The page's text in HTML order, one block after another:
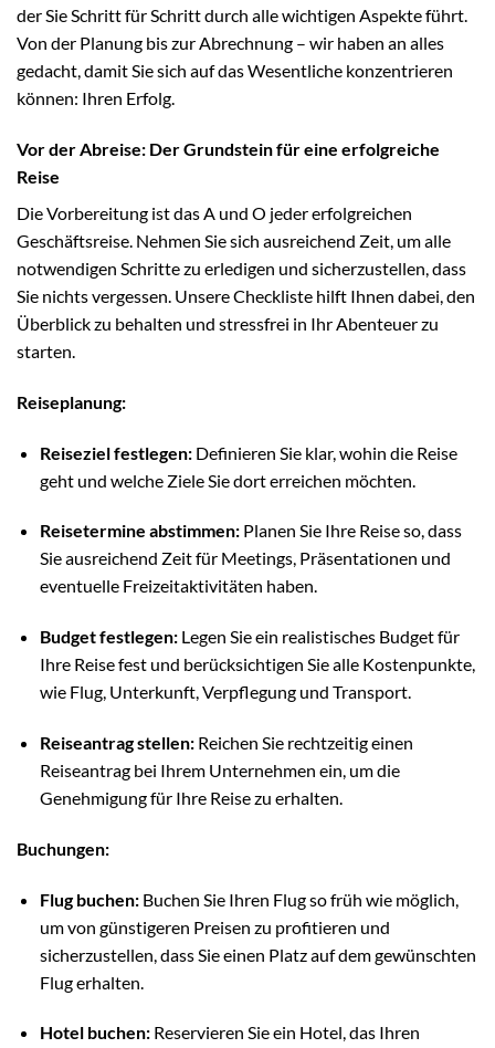
der Sie Schritt für Schritt durch alle wichtigen Aspekte führt.
Von der Planung bis zur Abrechnung – wir haben an alles
gedacht, damit Sie sich auf das Wesentliche konzentrieren
können: Ihren Erfolg.
Vor der Abreise: Der Grundstein für eine erfolgreiche
Reise
Die Vorbereitung ist das A und O jeder erfolgreichen
Geschäftsreise. Nehmen Sie sich ausreichend Zeit, um alle
notwendigen Schritte zu erledigen und sicherzustellen, dass
Sie nichts vergessen. Unsere Checkliste hilft Ihnen dabei, den
Überblick zu behalten und stressfrei in Ihr Abenteuer zu
starten.
Reiseplanung:
Reiseziel festlegen:Definieren Sie klar, wohin die Reise
geht und welche Ziele Sie dort erreichen möchten.
Reisetermine abstimmen:Planen Sie Ihre Reise so, dass
Sie ausreichend Zeit für Meetings, Präsentationen und
eventuelle Freizeitaktivitäten haben.
Budget festlegen:Legen Sie ein realistisches Budget für
Ihre Reise fest und berücksichtigen Sie alle Kostenpunkte,
wie Flug, Unterkunft, Verpflegung und Transport.
Reiseantrag stellen:Reichen Sie rechtzeitig einen
Reiseantrag bei Ihrem Unternehmen ein, um die
Genehmigung für Ihre Reise zu erhalten.
Buchungen:
Flug buchen:Buchen Sie Ihren Flug so früh wie möglich,
um von günstigeren Preisen zu profitieren und
sicherzustellen, dass Sie einen Platz auf dem gewünschten
Flug erhalten.
Hotel buchen:Reservieren Sie ein Hotel, das Ihren